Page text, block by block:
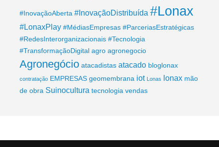
#InovaçãoAberta #InovaçãoDistribuída #Lonax
#LonaxPlay #MédiasEmpresas #ParceriasEstratégicas
#RedesInterorganizacionais #Tecnologia
#TransformaçãoDigital agro agronegocio
Agronegócio atacadistas atacado bloglonax
contratação EMPRESAS geomembrana iot Lonas lonax mão
de obra Suinocultura tecnologia vendas